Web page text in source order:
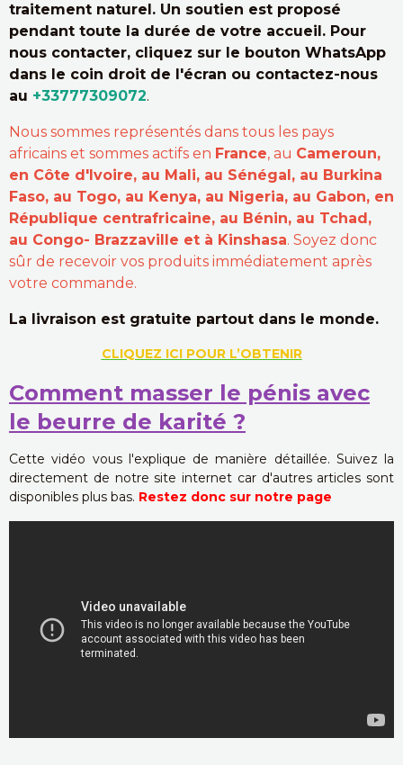
traitement naturel. Un soutien est proposé
pendant toute la durée de votre accueil. Pour
nous contacter, cliquez sur le bouton WhatsApp
dans le coin droit de l'écran ou contactez-nous
au +33777309072.
Nous sommes représentés dans tous les pays
africains et sommes actifs en France, au Cameroun,
en Côte d'Ivoire, au Mali, au Sénégal, au Burkina
Faso, au Togo, au Kenya, au Nigeria, au Gabon, en
République centrafricaine, au Bénin, au Tchad,
au Congo- Brazzaville et à Kinshasa. Soyez donc
sûr de recevoir vos produits immédiatement après
votre commande.
La livraison est gratuite partout dans le monde.
CLIQUEZ ICI POUR L’OBTENIR
Comment masser le pénis avec
le beurre de karité ?
Cette vidéo vous l'explique de manière détaillée. Suivez la
directement de notre site internet car d'autres articles sont
disponibles plus bas. Restez donc sur notre page